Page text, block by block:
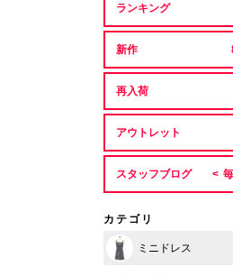
ランキング
新作
再入荷
アウトレット
スタッフブログ
カテゴリ
ミニドレス